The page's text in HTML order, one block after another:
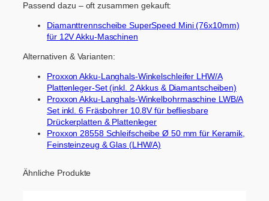
Passend dazu – oft zusammen gekauft:
Diamanttrennscheibe SuperSpeed Mini (76x10mm)
für 12V Akku-Maschinen
Alternativen & Varianten:
Proxxon Akku-Langhals-Winkelschleifer LHW/A
Plattenleger-Set (inkl. 2 Akkus & Diamantscheiben)
Proxxon Akku-Langhals-Winkelbohrmaschine LWB/A
Set inkl. 6 Fräsbohrer 10.8V für befliesbare
Drückerplatten & Plattenleger
Proxxon 28558 Schleifscheibe Ø 50 mm für Keramik,
Feinsteinzeug & Glas (LHW/A)
Ähnliche Produkte